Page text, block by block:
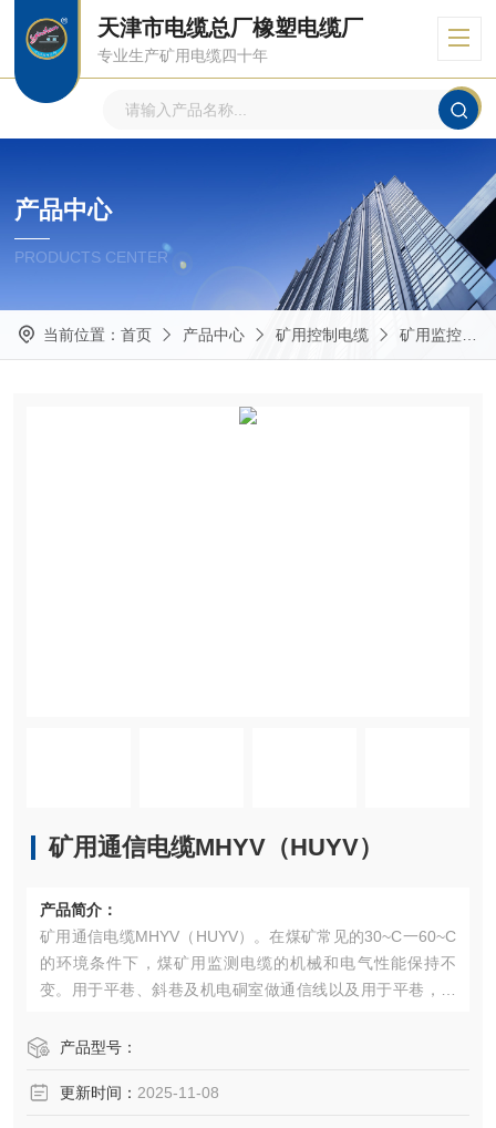
天津市电缆总厂橡塑电缆厂
专业生产矿用电缆四十年
产品中心
PRODUCTS CENTER
当前位置： 首页 产品中心 矿用控制电缆 矿用监控电缆
矿用通信电缆MHYV（HUYV）
产品简介：
矿用通信电缆MHYV（HUYV）。在煤矿常见的30~C一60~C
的环境条件下，煤矿用监测电缆的机械和电气性能保持不
变。用于平巷、斜巷及机电硐室做通信线以及用于平巷，竖
绝缘编织屏蔽聚氯乙烯护套通信电缆，用于电场干扰大的场
输。
产品型号：
更新时间： 2025-11-08